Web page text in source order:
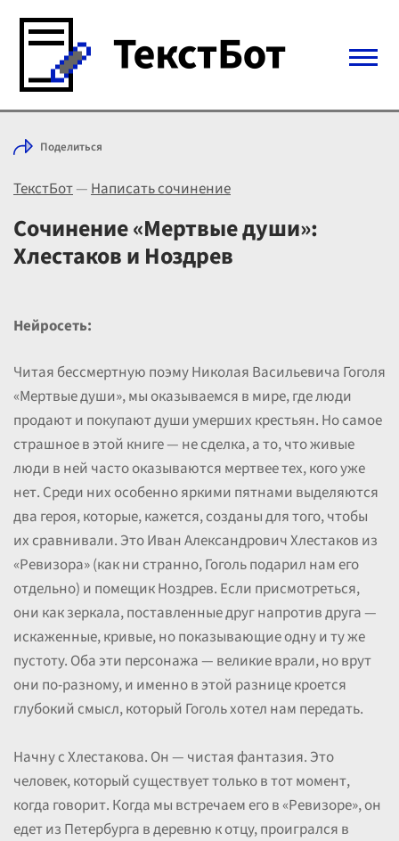
Войти с Telegram
Выбрать режим
Цены
Поделиться
ТекстБот—Написать сочинение
Сочинение «Мертвые души»:
Хлестаков и Ноздрев
Нейросеть:
Читая бессмертную поэму Николая Васильевича Гоголя
«Мертвые души», мы оказываемся в мире, где люди
продают и покупают души умерших крестьян. Но самое
страшное в этой книге — не сделка, а то, что живые
люди в ней часто оказываются мертвее тех, кого уже
нет. Среди них особенно яркими пятнами выделяются
два героя, которые, кажется, созданы для того, чтобы
их сравнивали. Это Иван Александрович Хлестаков из
«Ревизора» (как ни странно, Гоголь подарил нам его
отдельно) и помещик Ноздрев. Если присмотреться,
они как зеркала, поставленные друг напротив друга —
искаженные, кривые, но показывающие одну и ту же
пустоту. Оба эти персонажа — великие врали, но врут
они по-разному, и именно в этой разнице кроется
глубокий смысл, который Гоголь хотел нам передать.
Начну с Хлестакова. Он — чистая фантазия. Это
человек, который существует только в тот момент,
когда говорит. Когда мы встречаем его в «Ревизоре», он
едет из Петербурга в деревню к отцу, проигрался в